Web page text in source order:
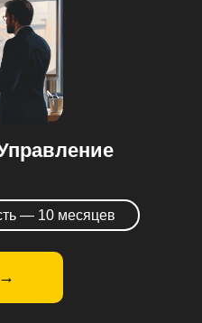
— 10 месяцев